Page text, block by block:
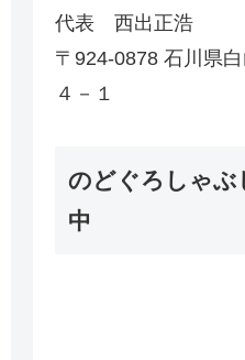
代表 西出正浩
〒924-0878 石川県
４－１
のどぐろしゃぶ
中